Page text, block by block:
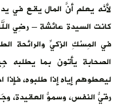
لأنَّه يعلم أنَّ المال يقع في
كانت السيدة عائشة – رضِي
في المِسْكِ الزكيِّ والرائحة
الصحابة يأتون بما يطلبه
ليعطوهم إياه إذا طلبوه،
رقيُّ النفس، وسموُّ العقيدة،